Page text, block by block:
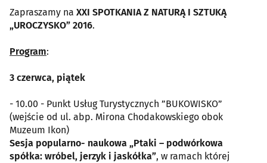
Zapraszamy na XXI SPOTKANIA Z NATURĄ I SZTUKĄ
„UROCZYSKO” 2016.
Program:
3 czerwca, piątek
- 10.00 - Punkt Usług Turystycznych ”BUKOWISKO”
(wejście od ul. abp. Mirona Chodakowskiego obok
Muzeum Ikon)
Sesja popularno- naukowa „Ptaki – podwórkowa
spółka: wróbel, jerzyk i jaskółka”, w ramach której